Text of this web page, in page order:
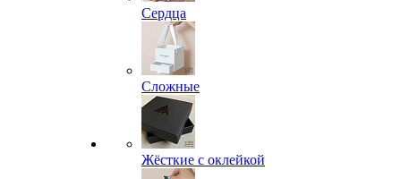
Сердца
Сложные
Жёсткие с оклейкой